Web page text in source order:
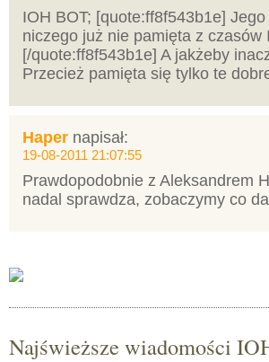
IOH BOT; [quote:ff8f543b1e]
niczego już nie pamięta z czasów
[/quote:ff8f543b1e] A jakżeby
Przecież pamięta się tylko te
Haper napisał:
19-08-2011 21:07:55
Prawdopodobnie z Aleksandrem
nadal sprawdza, zobaczymy co
Najświeższe wiadomości